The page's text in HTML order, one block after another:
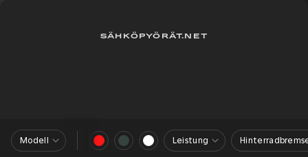
SÄHKÖPYÖRÄT.NET
Modell Leistung